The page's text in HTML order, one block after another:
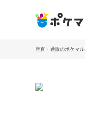
産直・通販のポケマル